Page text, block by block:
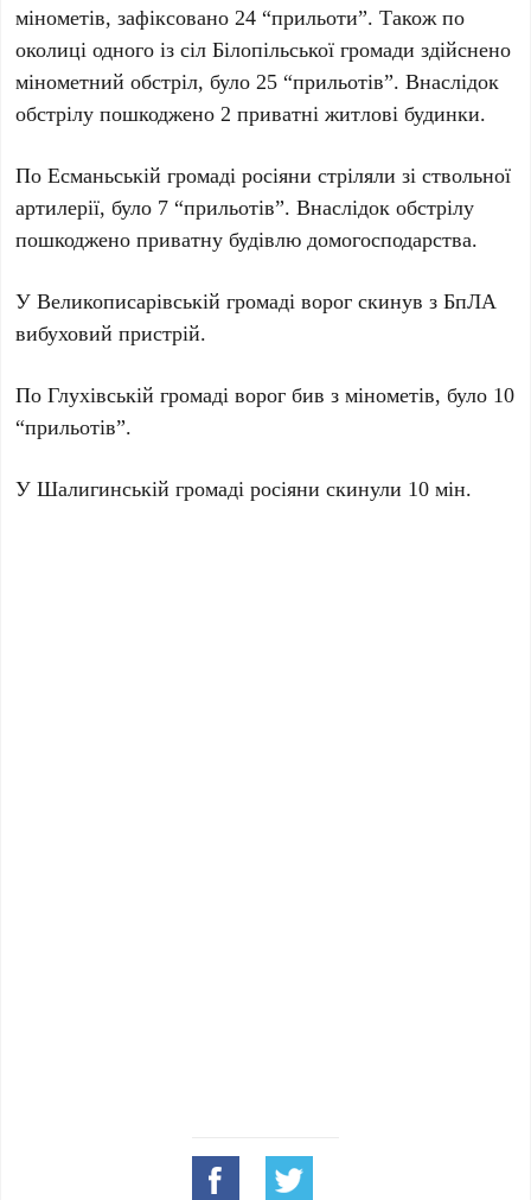
мінометів, зафіксовано 24 “прильоти”. Також по
околиці одного із сіл Білопільської громади здійснено
мінометний обстріл, було 25 “прильотів”. Внаслідок
обстрілу пошкоджено 2 приватні житлові будинки.
По Есманьській громаді росіяни стріляли зі ствольної
артилерії, було 7 “прильотів”. Внаслідок обстрілу
пошкоджено приватну будівлю домогосподарства.
У Великописарівській громаді ворог скинув з БпЛА
вибуховий пристрій.
По Глухівській громаді ворог бив з мінометів, було 10
“прильотів”.
У Шалигинській громаді росіяни скинули 10 мін.